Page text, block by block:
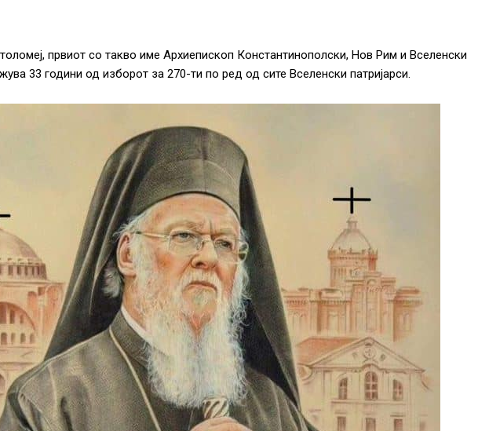
првиот со такво име Архиепископ Константинополски, Нов Рим и Вселенски
33 години од изборот за 270-ти по ред од сите Вселенски патријарси.